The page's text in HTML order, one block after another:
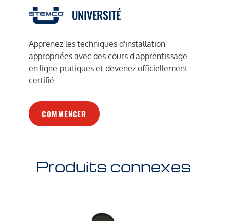
UNIVERSITÉ
Apprenez les techniques d'installation
appropriées avec des cours d'apprentissage
en ligne pratiques et devenez officiellement
certifié.
COMMENCER
Produits connexes